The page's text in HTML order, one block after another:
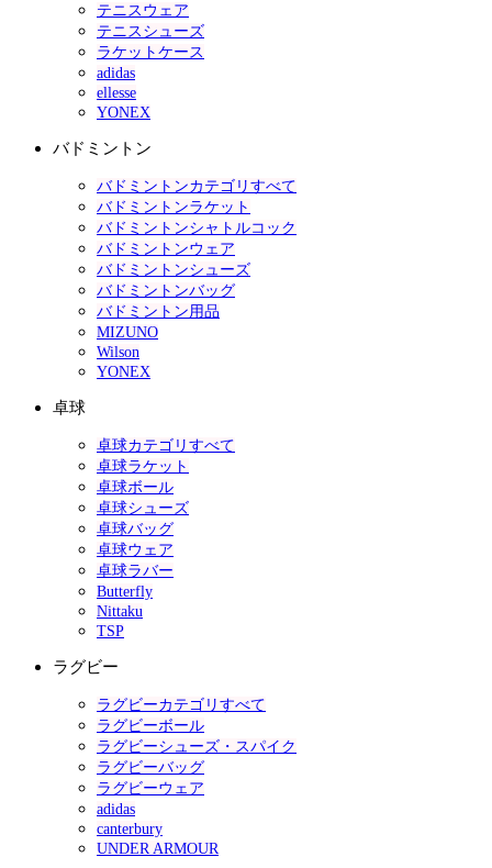
テニスウェア
テニスシューズ
ラケットケース
adidas
ellesse
YONEX
バドミントン
バドミントンカテゴリすべて
バドミントンラケット
バドミントンシャトルコック
バドミントンウェア
バドミントンシューズ
バドミントンバッグ
バドミントン用品
MIZUNO
Wilson
YONEX
卓球
卓球カテゴリすべて
卓球ラケット
卓球ボール
卓球シューズ
卓球バッグ
卓球ウェア
卓球ラバー
Butterfly
Nittaku
TSP
ラグビー
ラグビーカテゴリすべて
ラグビーボール
ラグビーシューズ・スパイク
ラグビーバッグ
ラグビーウェア
adidas
canterbury
UNDER ARMOUR